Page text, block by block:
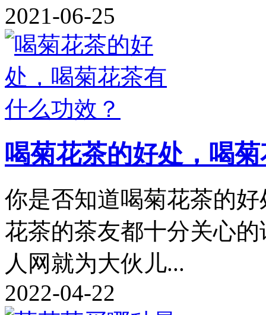
2021-06-25
喝菊花茶的好处，喝
你是否知道喝菊花茶的
花茶的茶友都十分关心
人网就为大伙儿...
2022-04-22